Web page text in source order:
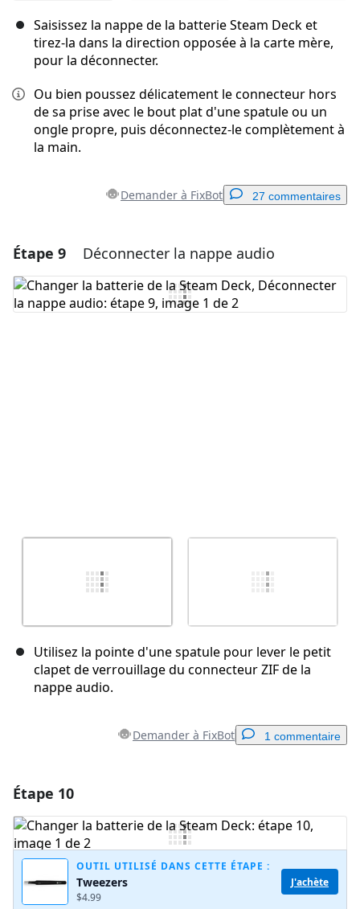
Saisissez la nappe de la batterie Steam Deck et
tirez-la dans la direction opposée à la carte mère,
pour la déconnecter.
Ou bien poussez délicatement le connecteur hors
de sa prise avec le bout plat d'une spatule ou un
ongle propre, puis déconnectez-le complètement à
la main.
Demander à FixBot 27 commentaires
Ajouter un commentaire
Ajouter un commentaire
Étape 9 Déconnecter la nappe audio
Utilisez la pointe d'une spatule pour lever le petit
clapet de verrouillage du connecteur ZIF de la
nappe audio.
Demander à FixBot 1 commentaire
Ajouter un commentaire
Étape 10
OUTIL UTILISÉ DANS CETTE ÉTAPE :
Tweezers
$4.99
J'achète